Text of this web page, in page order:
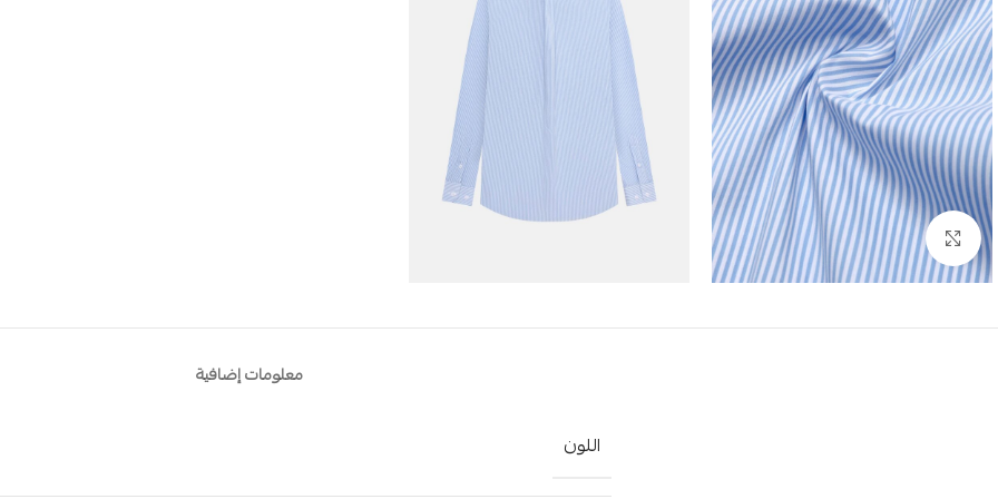
Click to enlarge
معلومات إضافية
اللون